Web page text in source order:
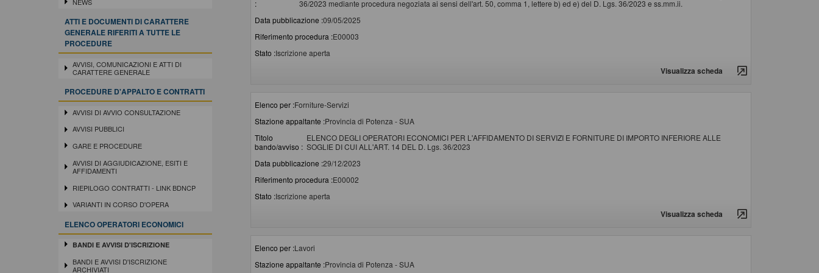
ATTI E DOCUMENTI DI CARATTERE
GENERALE RIFERITI A TUTTE LE
PROCEDURE
AVVISI, COMUNICAZIONI E ATTI DI
CARATTERE GENERALE
PROCEDURE D'APPALTO E CONTRATTI
AVVISI DI AVVIO CONSULTAZIONE
AVVISI PUBBLICI
GARE E PROCEDURE
AVVISI DI AGGIUDICAZIONE, ESITI E
AFFIDAMENTI
RIEPILOGO CONTRATTI - LINK BDNCP
VARIANTI IN CORSO D'OPERA
ELENCO OPERATORI ECONOMICI
BANDI E AVVISI D'ISCRIZIONE
BANDI E AVVISI D'ISCRIZIONE
ARCHIVIATI
:
36/2023 mediante procedura negoziata ai sensi dell'art. 50, comma 1, lettere b) ed e) del D. Lgs. 36/2023 e ss.mm.ii.
Data pubblicazione :09/05/2025
Riferimento procedura :E00003
Stato :Iscrizione aperta
Visualizza scheda
Elenco per :Forniture-Servizi
Stazione appaltante :Provincia di Potenza - SUA
Titolo
bando/avviso :
ELENCO DEGLI OPERATORI ECONOMICI PER L'AFFIDAMENTO DI SERVIZI E FORNITURE DI IMPORTO INFERIORE ALLE
SOGLIE DI CUI ALL'ART. 14 DEL D. Lgs. 36/2023
Data pubblicazione :29/12/2023
Riferimento procedura :E00002
Stato :Iscrizione aperta
Visualizza scheda
Elenco per :Lavori
Stazione appaltante :Provincia di Potenza - SUA